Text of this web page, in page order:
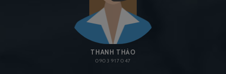
THANH THẢO
0903 917 047